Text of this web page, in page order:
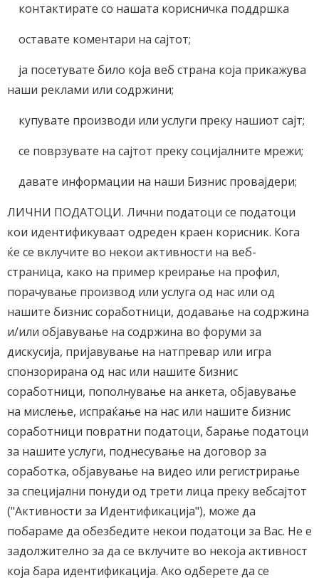
контактирате со нашата корисничка поддршка
оставате коментари на сајтот;
ја посетувате било која веб страна која прикажува
наши реклами или содржини;
купувате производи или услуги преку нашиот сајт;
се поврзувате на сајтот преку социјалните мрежи;
давате информации на наши Бизнис провајдери;
ЛИЧНИ ПОДАТОЦИ. Лични податоци се податоци
кои идентификуваат одреден краен корисник. Кога
ќе се вклучите во некои активности на веб-
страница, како на пример креирање на профил,
порачување производ или услуга од нас или од
нашите бизнис соработници, додавање на содржина
и/или објавување на содржина во форуми за
дискусија, пријавување на натпревар или игра
спонзорирана од нас или нашите бизнис
соработници, пополнување на анкета, објавување
на мислење, испраќање на нас или нашите бизнис
соработници повратни податоци, барање податоци
за нашите услуги, поднесување на договор за
соработка, објавување на видео или регистрирање
за специјални понуди од трети лица преку вебсајтот
("Активности за Идентификација"), може да
побараме да обезбедите некои податоци за Вас. Не е
задолжително за да се вклучите во некоја активност
која бара идентификација. Ако одберете да се